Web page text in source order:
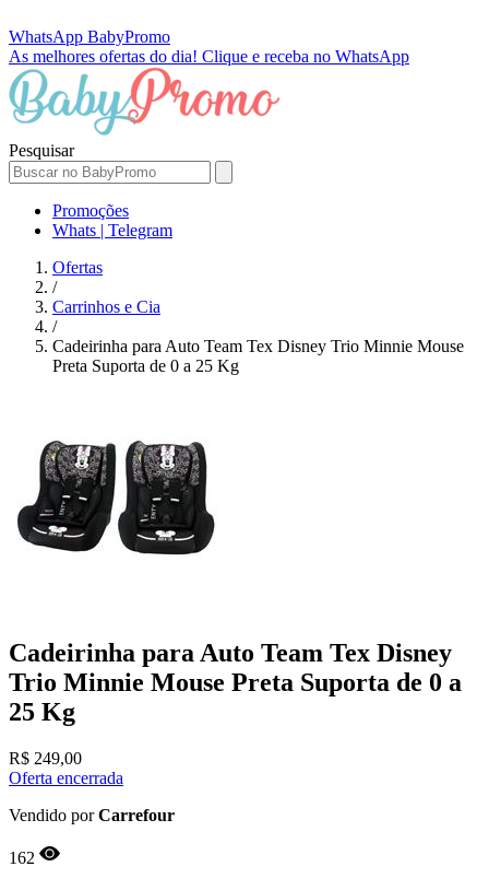
WhatsApp BabyPromo
As melhores ofertas do dia! Clique e receba no WhatsApp
Pesquisar
Promoções
Whats | Telegram
Ofertas
/
Carrinhos e Cia
/
Cadeirinha para Auto Team Tex Disney Trio Minnie Mouse
Preta Suporta de 0 a 25 Kg
Cadeirinha para Auto Team Tex Disney
Trio Minnie Mouse Preta Suporta de 0 a
25 Kg
R$ 249,00
Oferta encerrada
Vendido porCarrefour
162